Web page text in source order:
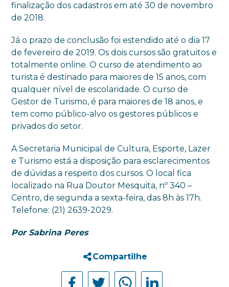
finalização dos cadastros em até 30 de novembro
de 2018.
Já o prazo de conclusão foi estendido até o dia 17
de fevereiro de 2019. Os dois cursos são gratuitos e
totalmente online. O curso de atendimento ao
turista é destinado para maiores de 15 anos, com
qualquer nível de escolaridade. O curso de
Gestor de Turismo, é para maiores de 18 anos, e
tem como público-alvo os gestores públicos e
privados do setor.
A Secretaria Municipal de Cultura, Esporte, Lazer
e Turismo está a disposição para esclarecimentos
de dúvidas a respeito dos cursos. O local fica
localizado na Rua Doutor Mesquita, nº 340 –
Centro, de segunda a sexta-feira, das 8h às 17h.
Telefone: (21) 2639-2029.
Por Sabrina Peres
Compartilhe